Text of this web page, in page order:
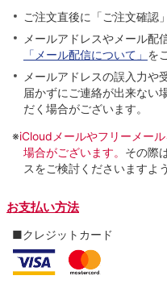
ご注文直後に「ご注文確認
メールアドレスやメール配
「メール配信について」 を
メールアドレスの誤入力や
届かずにご連絡が出来ない
だく場合がございます。
※iCloudメールやフリーメー
場合がございます。 その際
スをご検討くださいますよ
お支払い方法
■クレジットカード